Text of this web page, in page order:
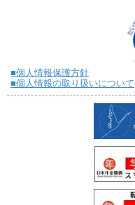
■個人情報保護方針
■個人情報の取り扱いについて